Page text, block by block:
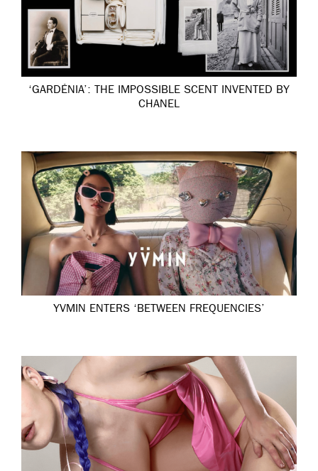
‘GARDÉNIA’: THE IMPOSSIBLE SCENT INVENTED BY
CHANEL
YVMIN ENTERS ‘BETWEEN FREQUENCIES’